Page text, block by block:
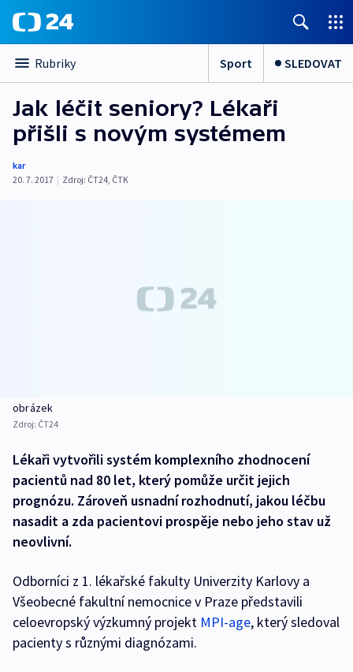
Rubriky Sport SLEDOVAT
Jak léčit seniory? Lékaři
přišli s novým systémem
kar
20. 7. 2017 | Zdroj: ČT24, ČTK
obrázek
Zdroj: ČT24
Lékaři vytvořili systém komplexního zhodnocení
pacientů nad 80 let, který pomůže určit jejich
prognózu. Zároveň usnadní rozhodnutí, jakou léčbu
nasadit a zda pacientovi prospěje nebo jeho stav už
neovlivní.
Odborníci z 1. lékařské fakulty Univerzity Karlovy a
Všeobecné fakultní nemocnice v Praze představili
celoevropský výzkumný projekt MPI-age, který sledoval
pacienty s různými diagnózami.